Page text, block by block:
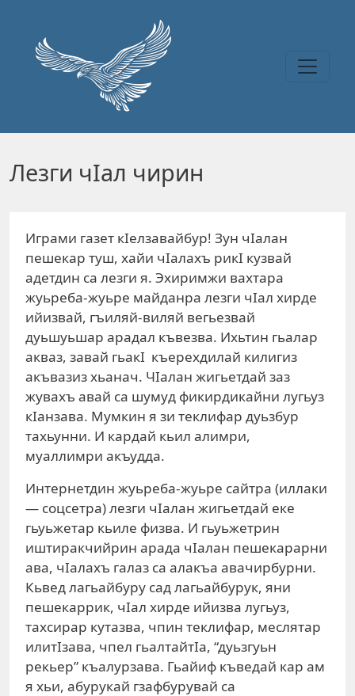
Лезги чIал чирин
Играми газет кIелзавайбур! Зун чIалан
пешекар туш, хайи чIалахъ рикI кузвай
адетдин са лезги я. Эхиримжи вахтара
жуьреба-жуьре майданра лезги чIал хирде
ийизвай, гъиляй-виляй вегьезвай
дуьшуьшар арадал къвезва. Ихьтин гьалар
акваз, завай гьакI къерехдилай килигиз
акъвазиз хьанач. ЧIалан жигьетдай заз
жувахъ авай са шумуд фикирдикайни лугьуз
кIанзава. Мумкин я зи теклифар дуьзбур
тахьунни. И кардай кьил алимри,
муаллимри акъудда.
Интернетдин жуьреба-жуьре сайтра (иллаки
— соцсетра) лезги чIалан жигьетдай еке
гьуьжетар кьиле физва. И гьуьжетрин
иштиракчийрин арада чIалан пеше­карарни
ава, чIалахъ галаз са алакъа авачирбурни.
Кьвед лагьайбуру сад лагьайбурук, яни
пешекаррик, чIал хирде ийизва лугьуз,
тахсирар кутазва, чпин теклифар, меслятар
илитIзава, чпел гьалтай­тIа, “дуьзгуьн
рекьер” къалурзава. Гьайиф къведай кар ам
я хьи, абурукай гзафбурувай са